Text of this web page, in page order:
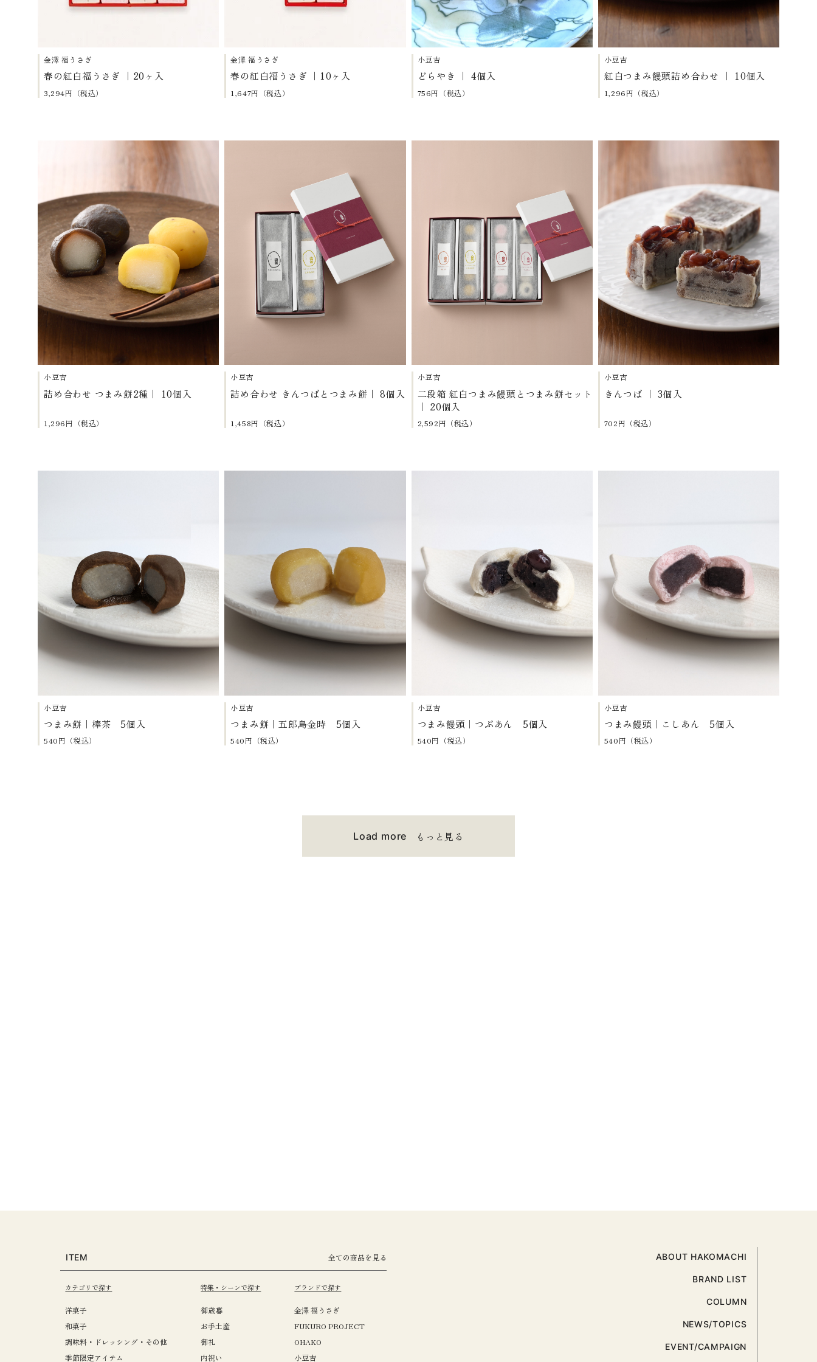
金澤 福うさぎ
春の紅白福うさぎ ｜20ヶ入
3,294円（税込）
金澤 福うさぎ
春の紅白福うさぎ ｜10ヶ入
1,647円（税込）
小豆吉
どらやき ｜ 4個入
756円（税込）
小豆吉
紅白つまみ饅頭詰め合わせ ｜ 10個入
1,296円（税込）
小豆吉
詰め合わせ つまみ餅2種｜ 10個入
1,296円（税込）
小豆吉
詰め合わせ きんつばとつまみ餅｜ 8個入
1,458円（税込）
小豆吉
二段箱 紅白つまみ饅頭とつまみ餅セット
｜ 20個入
2,592円（税込）
小豆吉
きんつば ｜ 3個入
702円（税込）
小豆吉
つまみ餅｜棒茶 5個入
540円（税込）
小豆吉
つまみ餅｜五郎島金時 5個入
540円（税込）
小豆吉
つまみ饅頭｜つぶあん 5個入
540円（税込）
小豆吉
つまみ饅頭｜こしあん 5個入
540円（税込）
ITEM 全ての商品を見る
カテゴリで探す
洋菓子
和菓子
調味料・ドレッシング・その他
季節限定アイテム
特集・シーンで探す
御歳暮
お手土産
御礼
内祝い
ブランドで探す
金澤 福うさぎ
FUKURO PROJECT
OHAKO
小豆吉
ABOUT HAKOMACHI
BRAND LIST
COLUMN
NEWS/TOPICS
EVENT/CAMPAIGN